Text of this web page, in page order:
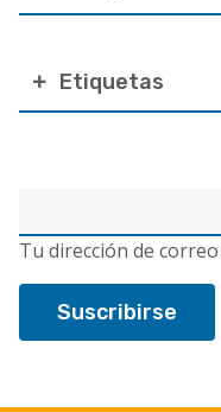
electrónico
Tu dirección de
Etiquetas